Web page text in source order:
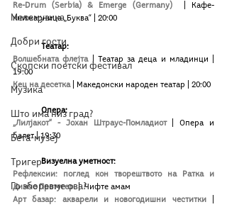
Мелемузика
Добри гости
Скопски поетски фестивал
Музика
Што има низ град?
Бета-музеј
Тригер
Го зборевме ова?
Re-Drum (Serbia) & Emerge (Germany)
| Кафе-
книжарница „Буква“ | 20:00
	Театар:
Волшебната флејта | Театар за деца и младинци |
19:00
Кец на десетка | Македонски народен театар | 20:00
Опера:
„Лилјакот“ - Јохан Штраус-Помладиот
| Опера и
балет | 19:30
	Визуелна уметност:
Рефлексии: поглед кон творештвото на Ратка и
Димче Протугер |  Чифте амам
Арт базар: акварели и новогодишни честитки